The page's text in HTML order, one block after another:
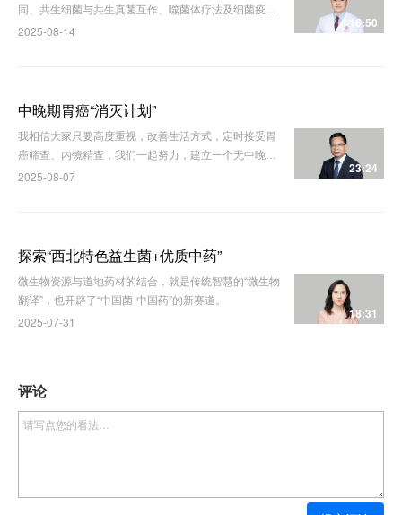
同、共生细菌与共生真菌互作、噬菌体疗法及细菌疫苗
开发，将深刻影响皮肤相关疾病的临床实践。
2025-08-14
16:50
中晚期胃癌“消灭计划”
我相信大家只要高度重视，改善生活方式，定时接受胃
癌筛查、内镜精查，我们一起努力，建立一个无中晚期
胃癌的未来！
2025-08-07
23:24
探索“西北特色益生菌+优质中药”
微生物资源与道地药材的结合，就是传统智慧的“微生物
翻译”，也开辟了“中国菌-中国药”的新赛道。
2025-07-31
18:31
评论